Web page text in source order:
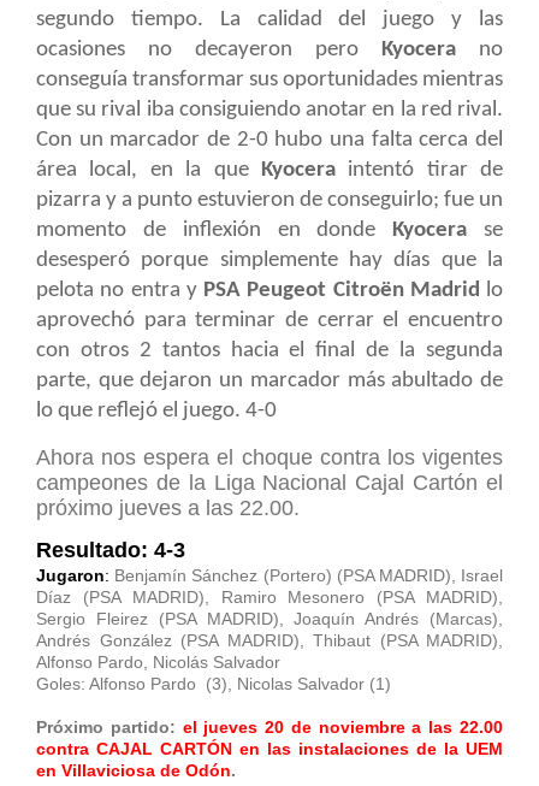
segundo tiempo. La calidad del juego y las
ocasiones no decayeron pero
Kyocera no
conseguía transformar sus oportunidades mientras
que su rival iba consiguiendo anotar en la red rival.
Con un marcador de 2-0 hubo una falta cerca del
área local, en la que
Kyoceraintentó tirar de
pizarra y a punto estuvieron de conseguirlo; fue un
momento de inflexión en donde
Kyocera se
desesperó porque simplemente hay días que la
pelota no entra y PSA Peugeot Citroën Madrid
lo
aprovechó para terminar de cerrar el encuentro
con otros 2 tantos hacia el final de la segunda
parte, que dejaron un marcador más abultado de
lo que reflejó el juego. 4-0
Ahora nos espera el choque contra los vigentes
campeones de la Liga Nacional Cajal Cartón el
próximo jueves a las 22.00.
Resultado: 4-3
Jugaron: Benjamín Sánchez (Portero) (PSA MADRID), Israel
Díaz (PSA MADRID), Ramiro Mesonero (PSA MADRID),
Sergio Fleirez (PSA MADRID), Joaquín Andrés (Marcas),
Andrés González (PSA MADRID), Thibaut (PSA MADRID),
Alfonso Pardo, Nicolás Salvador
Goles: Alfonso Pardo (3), Nicolas Salvador (1)
Próximo partido: el jueves 20 de noviembre a las 22.00
contra CAJAL CARTÓN en las instalaciones de la UEM
en Villaviciosa de Odón.